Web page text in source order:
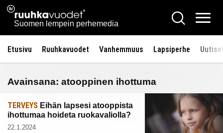
Siirry
sisältöön
Ruuhkavuodet.fi
Suomen lempein perhemedia
Hae
Etusivu Ruuhkavuodet Vanhemmuus Lapsiperhe
Avainsana: atooppinen ihottuma
TERVEYS Eihän lapsesi atooppista
ihottumaa hoideta ruokavaliolla?
22.1.2024